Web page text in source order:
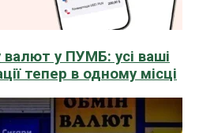
валют у ПУМБ: усі ваші
тепер в одному місці